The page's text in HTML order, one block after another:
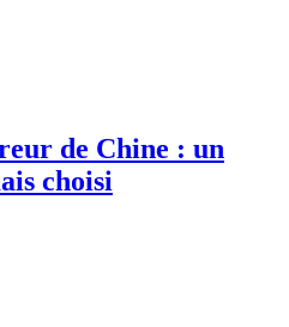
de Chine : un
choisi